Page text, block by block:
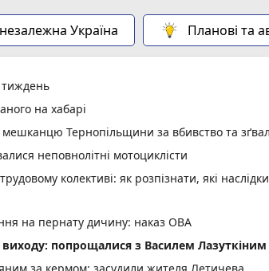
Україна Планові та
тиждень
на хабарі
Тернопільщини за вбивство та
неповнолітні мотоциклісти
колективі: як розпізнати, які
на пернату дичину: наказ ОВА
попрощалися з Василем Лазуткіним